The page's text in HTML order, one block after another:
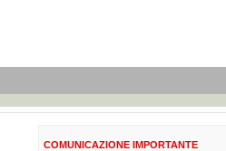
COMUNICAZIONE IMPORTANTE